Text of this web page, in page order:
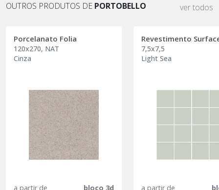
OUTROS PRODUTOS DE PORTOBELLO ver todos
Porcelanato Folia
120x270, NAT
Cinza
a partir de bloco 3d
Revestimento
7,5x7,5
Light Sea
a partir de